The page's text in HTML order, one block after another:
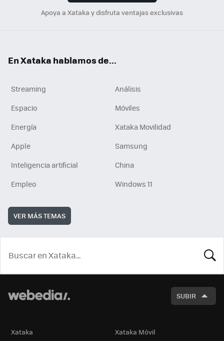
Apoya a Xataka y disfruta ventajas exclusivas
En Xataka hablamos de...
Streaming
Análisis
Espacio
Móviles
Energía
Xataka Movilidad
Apple
Samsung
Inteligencia artificial
China
Empleo
Windows 11
VER MÁS TEMAS
SUBIR
Xataka Xataka Móvil